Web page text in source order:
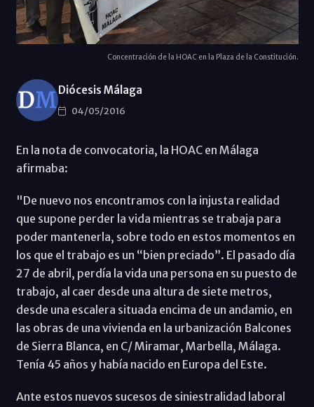
Concentración de la HOAC en la Plaza de la Constitución.
Diócesis Málaga
04/05/2016
En la nota de convocatoria, la HOAC en Málaga
afirmaba:
"De nuevo nos encontramos con la injusta realidad
que supone perder la vida mientras se trabaja para
poder mantenerla, sobre todo en estos momentos en
los que el trabajo es un “bien preciado”. El pasado día
27 de abril, perdía la vida una persona en su puesto de
trabajo, al caer desde una altura de siete metros,
desde una escalera situada encima de un andamio, en
las obras de una vivienda en la urbanización Balcones
de Sierra Blanca, en C/ Miramar, Marbella, Málaga.
Tenía 45 años y había nacido en Europa del Este.
Ante estos nuevos sucesos de siniestralidad laboral